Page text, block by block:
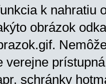
k nahratiu
obrázok
verejne
schránky